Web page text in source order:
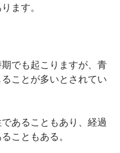
ます。
でも起こりますが、青
ことが多いとされてい
あることもあり、経過
こともある。